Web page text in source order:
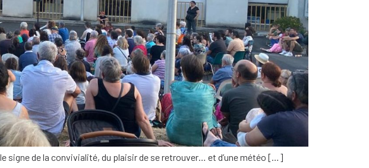
signe de la convivialité, du plaisir de se retrouver… et d’une météo […]